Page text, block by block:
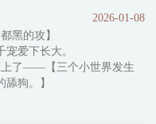
里似乎悄悄溜进了一只小
到一
2026-01-08
黑的攻】
爱下长大。
上了——【三个小世界发生
狗。】